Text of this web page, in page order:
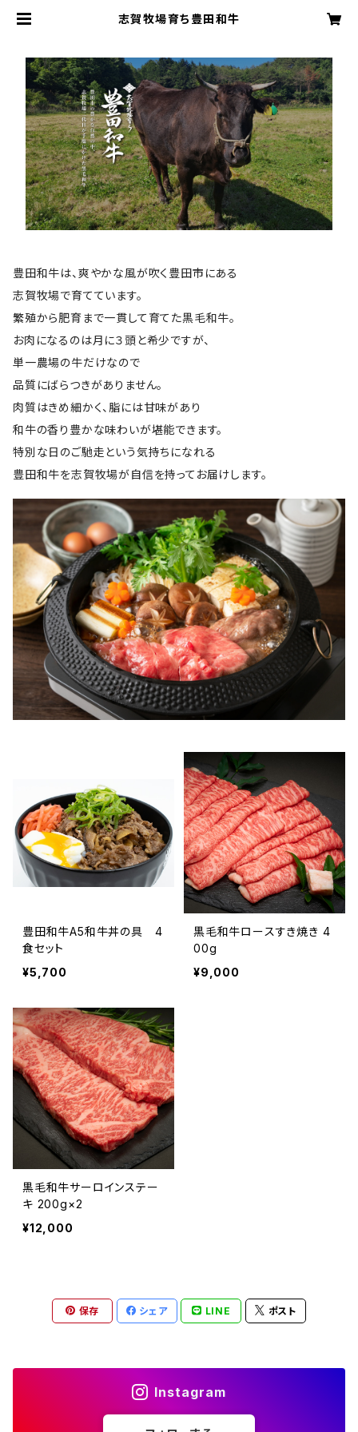
志賀牧場育ち豊田和牛
豊田和牛は、爽やかな風が吹く豊田市にある
志賀牧場で育てています。
繁殖から肥育まで一貫して育てた黒毛和牛。
お肉になるのは月に３頭と希少ですが、
単一農場の牛だけなので
品質にばらつきがありません。
肉質はきめ細かく、脂には甘味があり
和牛の香り豊かな味わいが堪能できます。
特別な日のご馳走という気持ちになれる
豊田和牛を志賀牧場が自信を持ってお届けします。
豊田和牛A5和牛丼の具 4
食セット
¥5,700
黒毛和牛ロースすき焼き 4
00g
¥9,000
黒毛和牛サーロインステー
キ 200g×2
¥12,000
保存 シェア LINE ポスト
Instagram